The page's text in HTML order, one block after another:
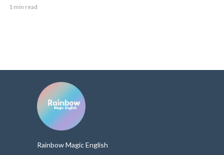
1 min read
Rainbow Magic English